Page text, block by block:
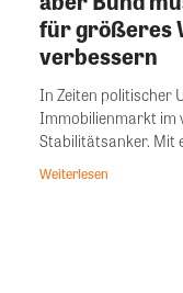
für größeres
verbessern
In Zeiten politischer
Immobilienmarkt im
Stabilitätsanker. Mit
Weiterlesen